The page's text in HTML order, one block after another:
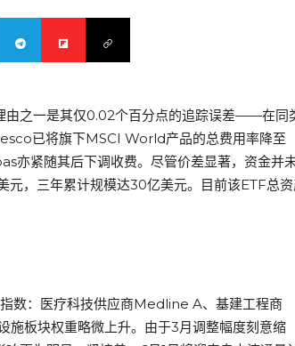
之一是其仅0.02个百分点的追踪误差——在同
已将旗下MSCI World产品的总费用率降至
紧随其后下调收费。尽管价差显著，资金并
元，三年累计规模达30亿美元。目前该ETF总
数：医疗科技供应商Medline A、基建工程商
板块权重略微上升。由于3月调整幅度刻意缩